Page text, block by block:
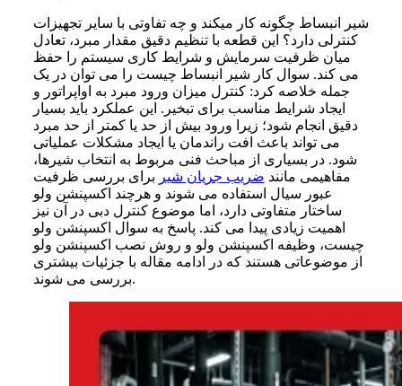
شیر انبساط چگونه کار میکند و چه تفاوتی با سایر تجهیزات
کنترلی دارد؟ این قطعه با تنظیم دقیق مقدار مبرد، تعادل
میان ظرفیت سرمایش و شرایط کاری سیستم را حفظ
می کند. سوال کار شیر انبساط چیست را می توان در یک
جمله خلاصه کرد: کنترل میزان ورود مبرد به اواپراتور و
ایجاد شرایط مناسب برای تبخیر. این عملکرد باید بسیار
دقیق انجام شود؛ زیرا ورود بیش از حد یا کمتر از حد مبرد
می تواند باعث افت راندمان یا ایجاد مشکلات عملیاتی
شود. در بسیاری از مباحث فنی مربوط به انتخاب شیرها،
مفاهیمی مانند ضریب جریان شیر برای بررسی ظرفیت
عبور سیال استفاده می شوند و هرچند اکسپنشن ولو
ساختار متفاوتی دارد، اما موضوع کنترل دبی در آن نیز
اهمیت زیادی پیدا می کند. پاسخ به سوال اکسپنشن ولو
چیست، وظیفه اکسپنشن ولو و روش نصب اکسپنشن ولو
از موضوعاتی هستند که در ادامه مقاله با جزئیات بیشتری
بررسی می شوند.